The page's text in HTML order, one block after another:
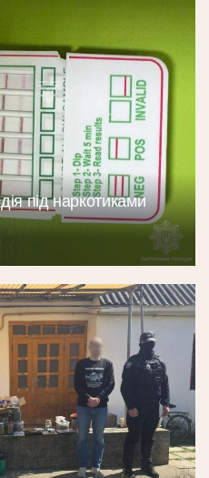
під наркотиками